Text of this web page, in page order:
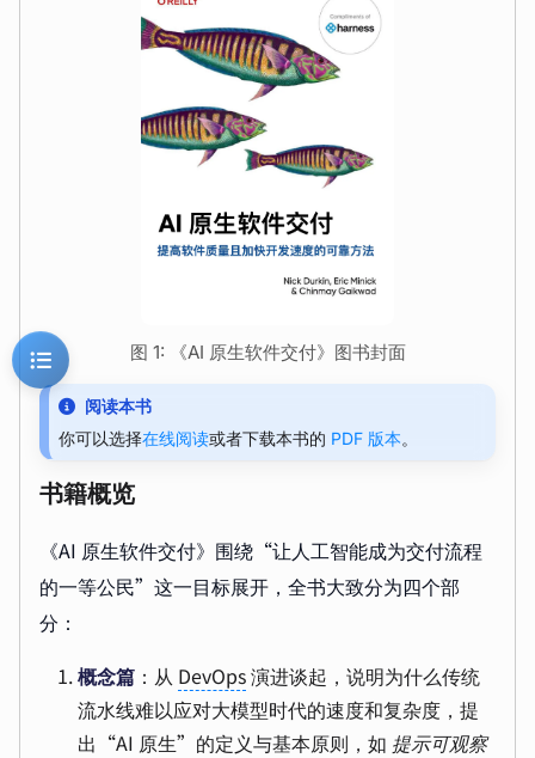
图 1: 《AI 原生软件交付》图书封面
阅读本书
你可以选择在线阅读或者下载本书的 PDF 版本。
书籍概览
《AI 原生软件交付》围绕“让人工智能成为交付流程
的一等公民”这一目标展开，全书大致分为四个部
分：
概念篇 ：从 DevOps演进谈起，说明为什么传统
流水线难以应对大模型时代的速度和复杂度，提
出“AI 原生”的定义与基本原则，如 提示可观察